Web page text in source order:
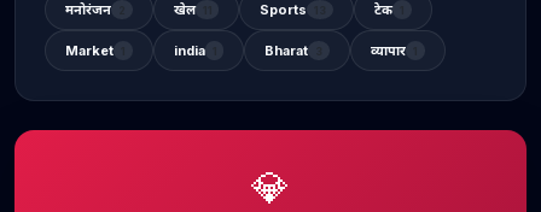
मनोरंजन खेल Sports टेक
Market india Bharat व्यापार
💎